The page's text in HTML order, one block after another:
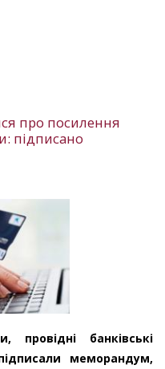
про посилення
підписано
провідні банківські
меморандум,